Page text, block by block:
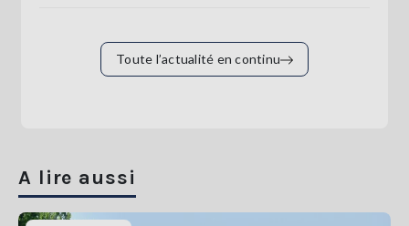
Toute l’actualité en continu
A lire aussi